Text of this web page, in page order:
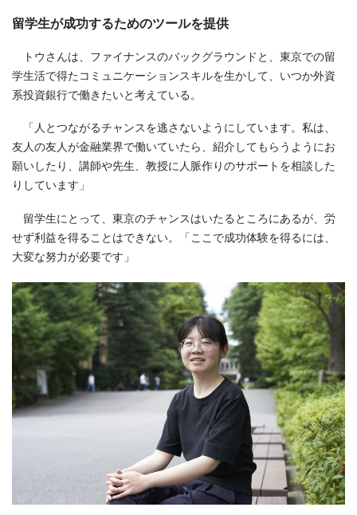
留学生が成功するためのツールを提供
トウさんは、ファイナンスのバックグラウンドと、東京での留
学生活で得たコミュニケーションスキルを生かして、いつか外資
系投資銀行で働きたいと考えている。
「人とつながるチャンスを逃さないようにしています。私は、
友人の友人が金融業界で働いていたら、紹介してもらうようにお
願いしたり、講師や先生、教授に人脈作りのサポートを相談した
りしています」
留学生にとって、東京のチャンスはいたるところにあるが、労
せず利益を得ることはできない。「ここで成功体験を得るには、
大変な努力が必要です」